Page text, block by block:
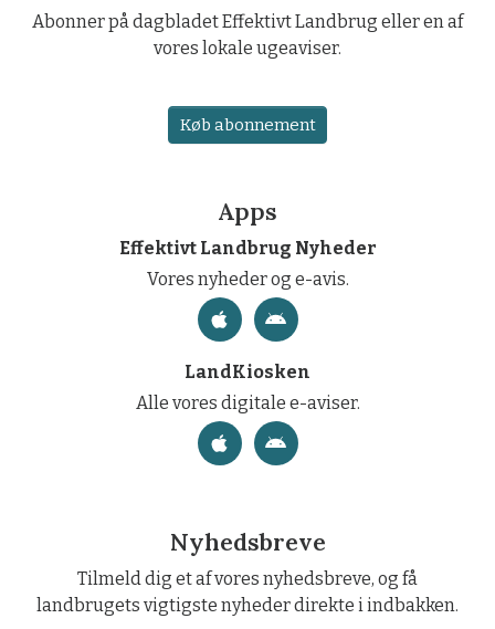
Abonner på dagbladet Effektivt Landbrug eller en af
vores lokale ugeaviser.
Køb abonnement
Apps
Effektivt Landbrug Nyheder
Vores nyheder og e-avis.
LandKiosken
Alle vores digitale e-aviser.
Nyhedsbreve
Tilmeld dig et af vores nyhedsbreve, og få
landbrugets vigtigste nyheder direkte i indbakken.